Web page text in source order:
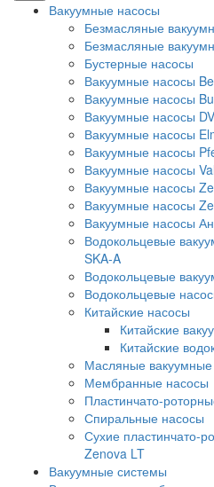
Вакуумные насосы
Безмасляные
Безмасляные
Бустерные насосы
Вакуумные насосы
Вакуумные насосы
Вакуумные насосы
Вакуумные насосы
Вакуумные насосы
Вакуумные насосы
Вакуумные насосы
Вакуумные насосы
Вакуумные насосы
Водокольцевые
SKA-A
Водокольцевые
Водокольцевые
Китайские насосы
Китайские
Китайские
Масляные
Мембранные насосы
Пластинчато-
Спиральные насосы
Сухие пластинчато-
Zenova LT
Вакуумные системы